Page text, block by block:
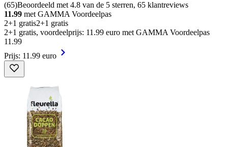
(65)Beoordeeld met 4.8 van de 5 sterren, 65 klantreviews
11.99 met GAMMA Voordeelpas
2+1 gratis2+1 gratis
2+1 gratis, voordeelprijs: 11.99 euro met GAMMA Voordeelpas
11 .99
Prijs: 11.99 euro